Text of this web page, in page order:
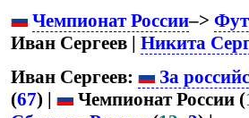
Чемпионат России–>
Иван Сергеев | Никита
Иван Сергеев:
За
(67) | Чемпионат России (